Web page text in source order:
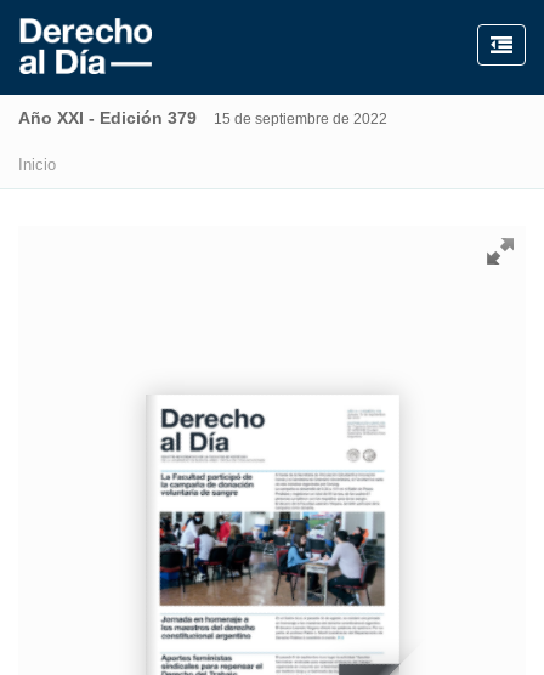
Año XXI - Edición 379 15 de septiembre de 2022
Inicio